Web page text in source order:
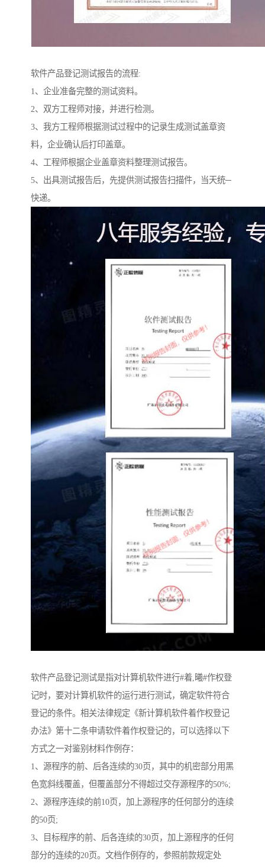
软件产品登记测试报告的流程:
1、企业准备完整的测试资料。
2、双方工程师对接，并进行检测。
3、我方工程师根据测试过程中的记录生成测试盖章资
料，企业确认后打印盖章。
4、工程师根据企业盖章资料整理测试报告。
5、出具测试报告后，先提供测试报告扫描件，当天统─
快递。
软件产品登记测试是指对计算机软件进行#着,曦#作权登
记时，要对计算机软件的运行进行测试，确定软件符合
登记的条件。相关法律规定《新计算机软件着作权登记
办法》第十二条申请软件着作权登记的，可以选择以下
方式之一对鉴别材料作例存：
1、源程序的前、后各连续的30页，其中的机密部分用黑
色宽斜线覆盖，但覆盖部分不得超过交存源程序的50%;
2、源程序连续的前10页，加上源程序的任何部分的连续
的50页;
3、目标程序的前、后各连续的30页，加上源程序的任何
部分的连续的20页。文档作例存的，参照前款规定处